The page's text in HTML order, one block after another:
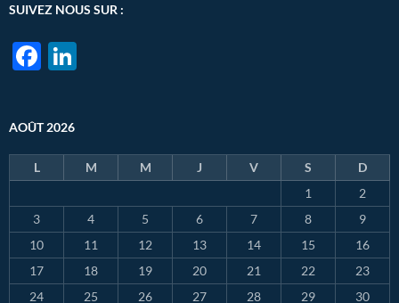
SUIVEZ NOUS SUR :
F
b
o
k
dI
n
AOÛT 2026
L M M J V S
D
1
2
3
4 5 6 7 8
9
10
11 12 13 14 15
16
17
18 19 20 21 22
23
24
25 26 27 28 29 30